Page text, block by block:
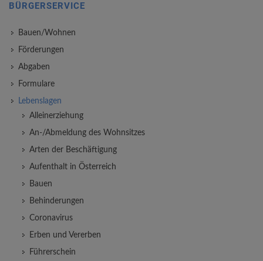
BÜRGERSERVICE
Bauen/Wohnen
Förderungen
Abgaben
Formulare
Lebenslagen
Alleinerziehung
An-/Abmeldung des Wohnsitzes
Arten der Beschäftigung
Aufenthalt in Österreich
Bauen
Behinderungen
Coronavirus
Erben und Vererben
Führerschein